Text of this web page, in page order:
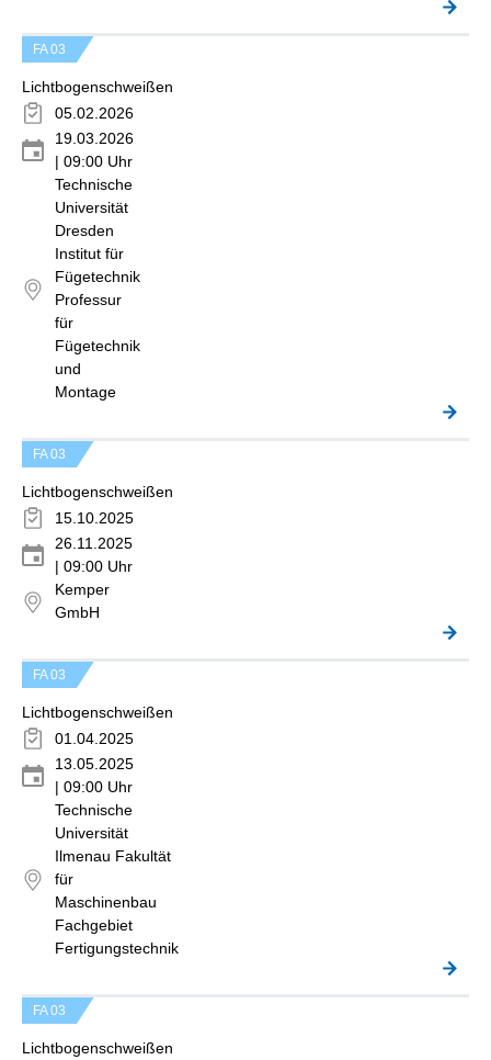
FA 03
Lichtbogenschweißen
05.02.2026
19.03.2026
| 09:00 Uhr
Technische
Universität
Dresden
Institut für
Fügetechnik
Professur
für
Fügetechnik
und
Montage
FA 03
Lichtbogenschweißen
15.10.2025
26.11.2025
| 09:00 Uhr
Kemper
GmbH
FA 03
Lichtbogenschweißen
01.04.2025
13.05.2025
| 09:00 Uhr
Technische
Universität
Ilmenau Fakultät
für
Maschinenbau
Fachgebiet
Fertigungstechnik
FA 03
Lichtbogenschweißen